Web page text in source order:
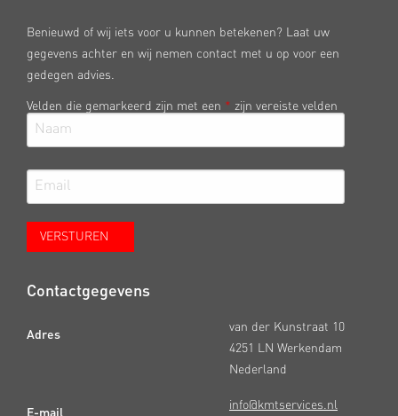
Benieuwd of wij iets voor u kunnen betekenen? Laat uw
gegevens achter en wij nemen contact met u op voor een
gedegen advies.
Velden die gemarkeerd zijn met een * zijn vereiste velden
Contactgegevens
Adres
E-mail
van der Kunstraat 10
4251 LN Werkendam
Nederland
info@kmtservices.nl